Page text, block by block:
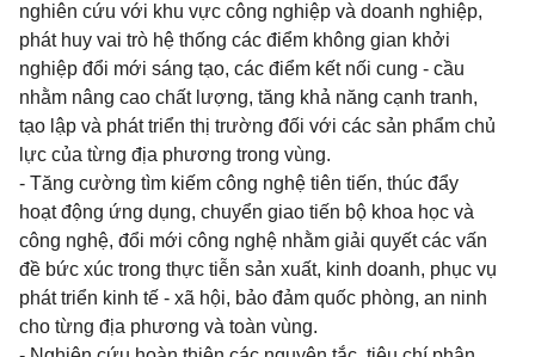
nghiên cứu với khu vực công nghiệp và doanh nghiệp,
phát huy vai trò hệ thống các điểm không gian khởi
nghiệp đổi mới sáng tạo, các điểm kết nối cung - cầu
nhằm nâng cao chất lượng, tăng khả năng cạnh tranh,
tạo lập và phát triển thị trường đối với các sản phẩm chủ
lực của từng địa phương trong vùng.
- Tăng cường tìm kiếm công nghệ tiên tiến, thúc đẩy
hoạt động ứng dụng, chuyển giao tiến bộ khoa học và
công nghệ, đổi mới công nghệ nhằm giải quyết các vấn
đề bức xúc trong thực tiễn sản xuất, kinh doanh, phục vụ
phát triển kinh tế - xã hội, bảo đảm quốc phòng, an ninh
cho từng địa phương và toàn vùng.